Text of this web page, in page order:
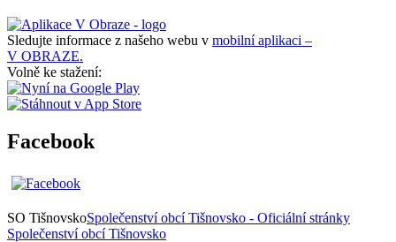
Sledujte informace z našeho webu v mobilní aplikaci –
V OBRAZE.
Volně ke stažení:
Facebook
SO TišnovskoSpolečenství obcí Tišnovsko - Oficiální stránky
Společenství obcí Tišnovsko